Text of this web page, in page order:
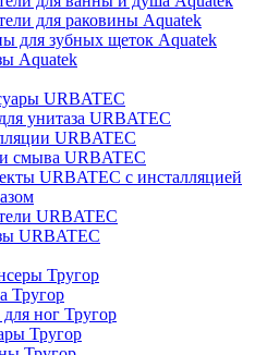
для раковины Aquatek
для зубных щеток Aquatek
Aquatek
URBATEC
унитаза URBATEC
URBATEC
смыва URBATEC
URBATEC с инсталляцией
URBATEC
URBATEC
Тругор
Тругор
ног Тругор
Тругор